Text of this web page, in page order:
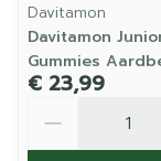
Davitamon
Davitamon
Gummies
€ 23,99